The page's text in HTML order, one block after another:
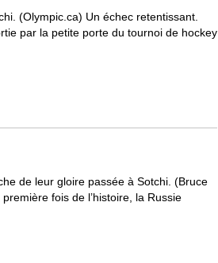
(Olympic.ca) Un échec retentissant.
par la petite porte du tournoi de hockey
de leur gloire passée à Sotchi. (Bruce
fois de l’histoire, la Russie